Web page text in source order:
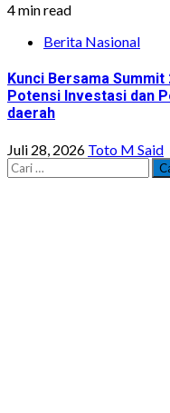
4 min read
Berita Nasional
Kunci Bersama Summit
Potensi Investasi dan
daerah
Juli 28, 2026 Toto M Said
Cari
untuk: